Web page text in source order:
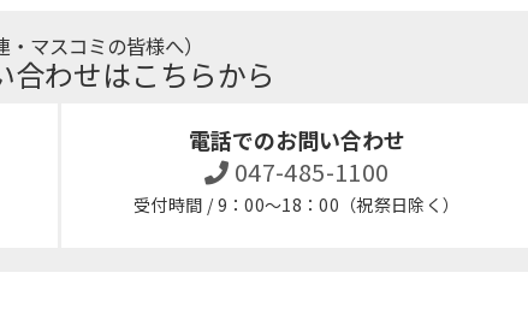
・マスコミの皆様へ）
合わせはこちらから
電話でのお問い合わせ
047-485-1100
受付時間 / 9：00～18：00（祝祭日除く）